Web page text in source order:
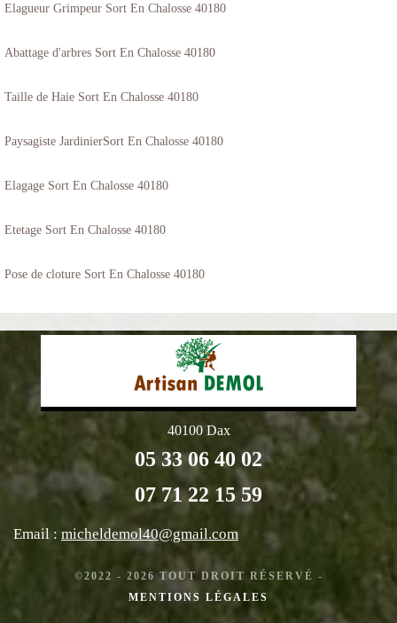
Elagueur Grimpeur Sort En Chalosse 40180
Abattage d'arbres Sort En Chalosse 40180
Taille de Haie Sort En Chalosse 40180
Paysagiste JardinierSort En Chalosse 40180
Elagage Sort En Chalosse 40180
Etetage Sort En Chalosse 40180
Pose de cloture Sort En Chalosse 40180
40100 Dax
05 33 06 40 02
07 71 22 15 59
Email : micheldemol40@gmail.com
©2022 - 2026 TOUT DROIT RÉSERVÉ -
MENTIONS LÉGALES